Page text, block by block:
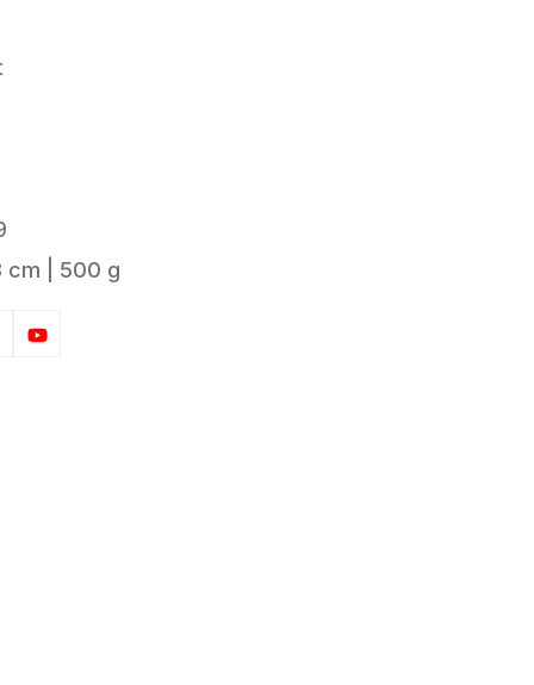
cm | 500 g